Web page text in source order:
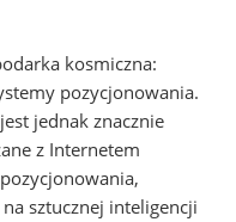
kosmiczna:
pozycjonowania.
jednak znacznie
z Internetem
sztucznej inteligencji